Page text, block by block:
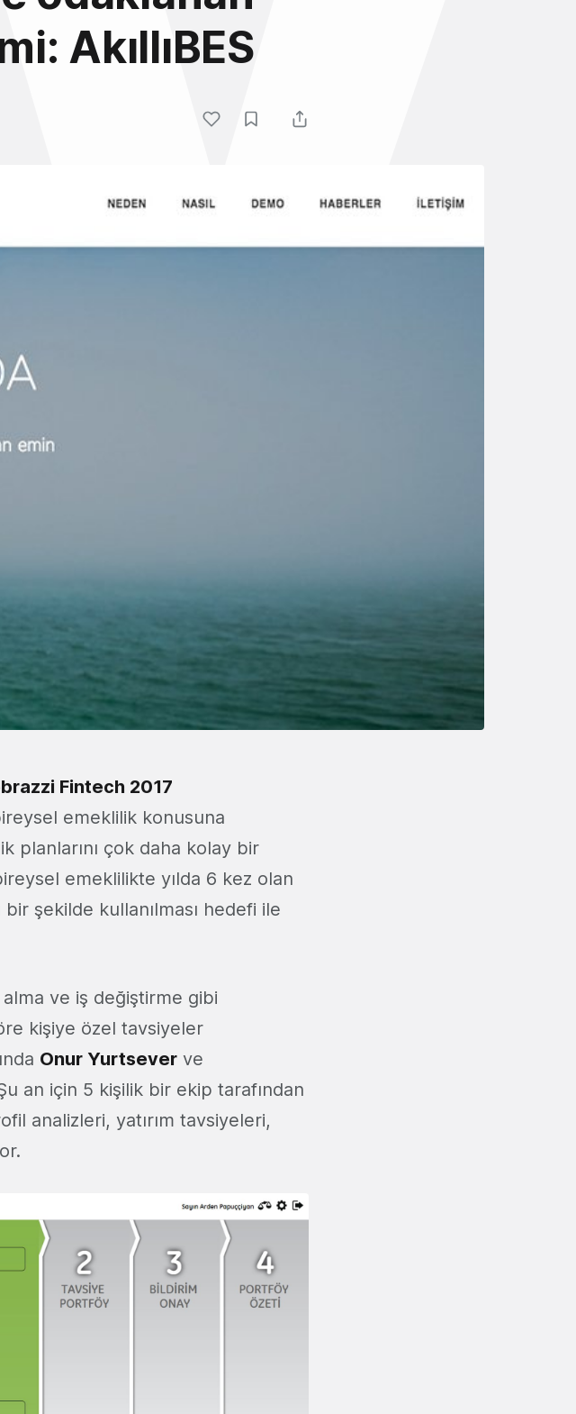
AkıllıBES
Fintech 2017
emeklilik konusuna
planlarını çok daha kolay bir
emeklilikte yılda 6 kez olan
şekilde kullanılması hedefi ile
ve iş değiştirme gibi
kişiye özel tavsiyeler
Onur Yurtsever ve
an için 5 kişilik bir ekip tarafından
analizleri, yatırım tavsiyeleri,